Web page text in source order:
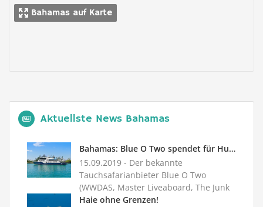
Bahamas auf Karte
Aktuellste News Bahamas
Bahamas: Blue O Two spendet für Hurrikan-Dorian-Hilfe
15.09.2019 - Der bekannte
Tauchsafarianbieter Blue O Two
(WWDAS, Master Liveaboard, The Junk
& Blue O T...
Haie ohne Grenzen!